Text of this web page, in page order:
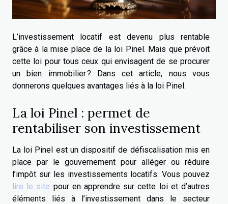
L’investissement locatif est devenu plus rentable
grâce à la mise place de la loi Pinel. Mais que prévoit
cette loi pour tous ceux qui envisagent de se procurer
un bien immobilier ? Dans cet article, nous vous
donnerons quelques avantages liés à la loi Pinel.
La loi Pinel : permet de
rentabiliser son investissement
La loi Pinel est un dispositif de défiscalisation mis en
place par le gouvernement pour alléger ou réduire
l’impôt sur les investissements locatifs. Vous pouvez
lire le site pour en apprendre sur cette loi et d’autres
éléments liés à l’investissement dans le secteur